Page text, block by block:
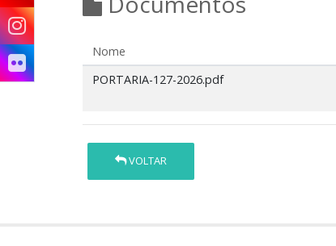
Nome
PORTARIA-127-2026.pdf
VOLTAR